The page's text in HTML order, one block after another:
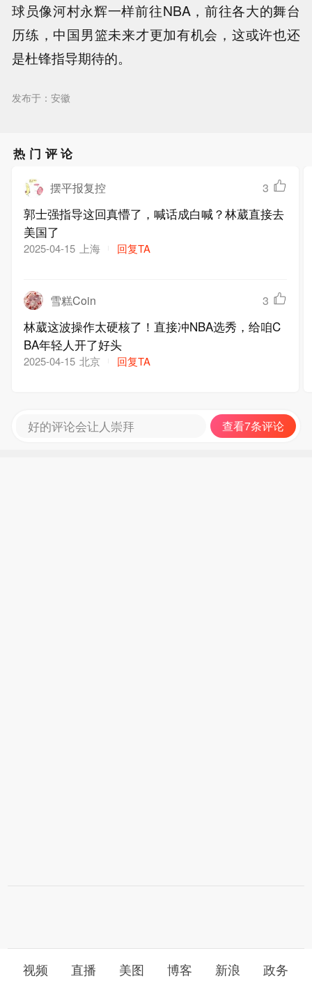
球员像河村永辉一样前往NBA，前往各大的舞台
历练，中国男篮未来才更加有机会，这或许也还
是杜锋指导期待的。
发布于：安徽
热门评论
摆平报复控 3
郭士强指导这回真懵了，喊话成白喊？林葳直接去
美国了
2025-04-15 上海 回复TA
雪糕Coin 3
林葳这波操作太硬核了！直接冲NBA选秀，给咱C
BA年轻人开了好头
2025-04-15 北京 回复TA
好的评论会让人崇拜 查看7条评论
视频 直播 美图 博客 新浪 政务